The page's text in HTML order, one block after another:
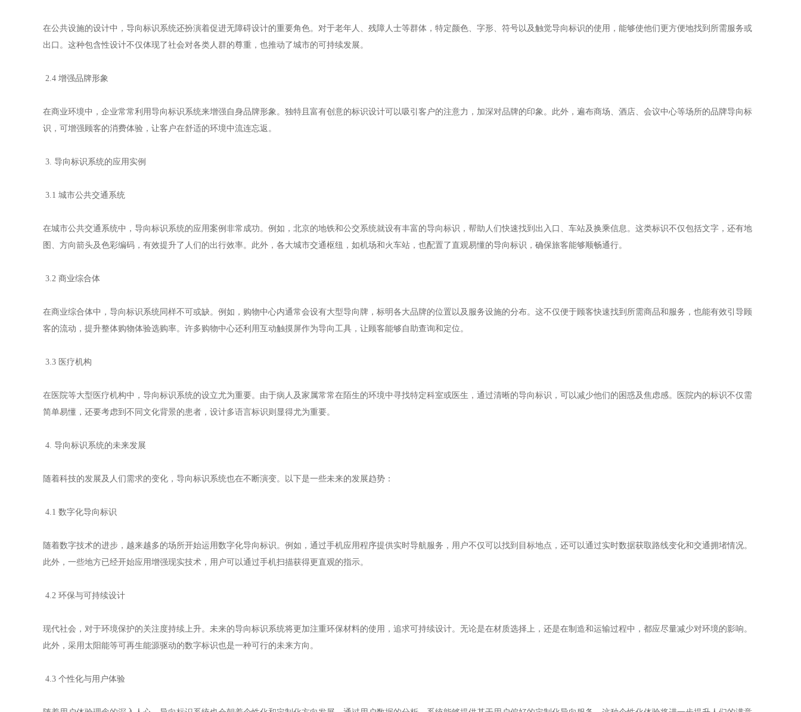
在公共设施的设计中，导向标识系统还扮演着促进无障碍设计的重要角色。对于老年人、残障人士等群体，特定颜色、字形、符号以及触觉导向标识的使用，能够使他们更方便地找到所需服务或
出口。这种包含性设计不仅体现了社会对各类人群的尊重，也推动了城市的可持续发展。
2.4 增强品牌形象
在商业环境中，企业常常利用导向标识系统来增强自身品牌形象。独特且富有创意的标识设计可以吸引客户的注意力，加深对品牌的印象。此外，遍布商场、酒店、会议中心等场所的品牌导向标
识，可增强顾客的消费体验，让客户在舒适的环境中流连忘返。
3. 导向标识系统的应用实例
3.1 城市公共交通系统
在城市公共交通系统中，导向标识系统的应用案例非常成功。例如，北京的地铁和公交系统就设有丰富的导向标识，帮助人们快速找到出入口、车站及换乘信息。这类标识不仅包括文字，还有地
图、方向箭头及色彩编码，有效提升了人们的出行效率。此外，各大城市交通枢纽，如机场和火车站，也配置了直观易懂的导向标识，确保旅客能够顺畅通行。
3.2 商业综合体
在商业综合体中，导向标识系统同样不可或缺。例如，购物中心内通常会设有大型导向牌，标明各大品牌的位置以及服务设施的分布。这不仅便于顾客快速找到所需商品和服务，也能有效引导顾
客的流动，提升整体购物体验选购率。许多购物中心还利用互动触摸屏作为导向工具，让顾客能够自助查询和定位。
3.3 医疗机构
在医院等大型医疗机构中，导向标识系统的设立尤为重要。由于病人及家属常常在陌生的环境中寻找特定科室或医生，通过清晰的导向标识，可以减少他们的困惑及焦虑感。医院内的标识不仅需
简单易懂，还要考虑到不同文化背景的患者，设计多语言标识则显得尤为重要。
4. 导向标识系统的未来发展
随着科技的发展及人们需求的变化，导向标识系统也在不断演变。以下是一些未来的发展趋势：
4.1 数字化导向标识
随着数字技术的进步，越来越多的场所开始运用数字化导向标识。例如，通过手机应用程序提供实时导航服务，用户不仅可以找到目标地点，还可以通过实时数据获取路线变化和交通拥堵情况。
此外，一些地方已经开始应用增强现实技术，用户可以通过手机扫描获得更直观的指示。
4.2 环保与可持续设计
现代社会，对于环境保护的关注度持续上升。未来的导向标识系统将更加注重环保材料的使用，追求可持续设计。无论是在材质选择上，还是在制造和运输过程中，都应尽量减少对环境的影响。
此外，采用太阳能等可再生能源驱动的数字标识也是一种可行的未来方向。
4.3 个性化与用户体验